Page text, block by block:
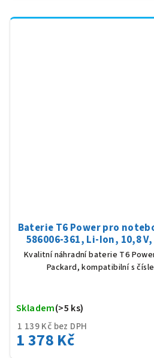
Baterie T6 Power pro
586006-361, Li-Ion, 10,8
černá
Kvalitní náhradní baterie T6
Packard, kompatibilní s
1 139 Kč bez DPH
1 378 Kč
Skladem(>5 ks)